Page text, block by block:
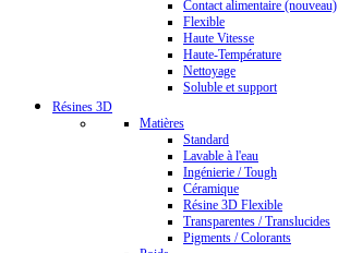
Contact alimentaire (nouveau)
Flexible
Haute Vitesse
Haute-Température
Nettoyage
Soluble et support
Résines 3D
Matières
Standard
Lavable à l'eau
Ingénierie / Tough
Céramique
Résine 3D Flexible
Transparentes / Translucides
Pigments / Colorants